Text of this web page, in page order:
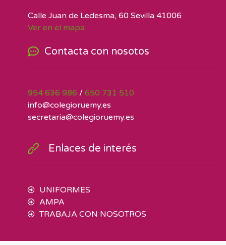
Calle Juan de Ledesma, 60 Sevilla 41006
Ver en el mapa
Contacta con nosotos
954 636 986 / 650 731 510
info@colegioruemy.es
secretaria@colegioruemy.es
Enlaces de interés
UNIFORMES
AMPA
TRABAJA CON NOSOTROS